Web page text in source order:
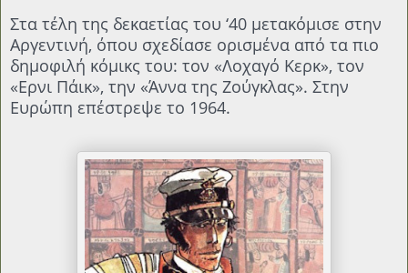
Στα τέλη της δεκαετίας του ‘40 μετακόμισε στην
Αργεντινή, όπου σχεδίασε ορισμένα από τα πιο
δημοφιλή κόμικς του: τον «Λοχαγό Κερκ», τον
«Ερνι Πάικ», την «Άννα της Ζούγκλας». Στην
Ευρώπη επέστρεψε το 1964.